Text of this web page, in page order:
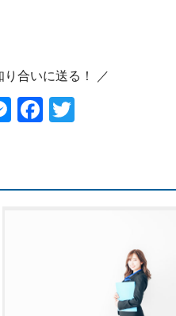
り合いに送る！ ／
M
n
F
oo er